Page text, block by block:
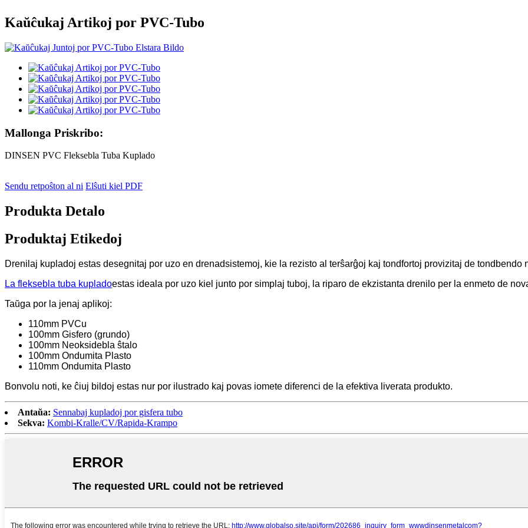
Kaŭĉukaj Artikoj por PVC-Tubo
Mallonga Priskribo:
DINSEN PVC Fleksebla Tuba Kuplado
Sendu retpoŝton al ni Elŝuti kiel PDF
Produkta Detalo
Produktaj Etikedoj
Drenilaj kupladoj estas desegnitaj por uzo en drenadsistemoj, kie la rezisto al terŝarĝoj kaj tondfortoj provizitaj de tondbendo
La fleksebla tuba kupladoestas ideala por uzo kiel junto por simplaj tuboj, la riparo de ekzistanta drenilo per la enmeto de
Taŭga por la jenaj aplikoj:
110mm PVCu
100mm Gisfero (grundo)
100mm Neoksidebla ŝtalo
100mm Ondumita Plasto
110mm Ondumita Plasto
Bonvolu noti, ke ĉiuj bildoj estas nur por ilustrado kaj povas iomete diferenci de la efektiva liverata produkto.
Antaŭa: Sennabaj kupladoj por gisfera tubo
Sekva: Kombi-Kralle/CV/Rapida-Krampo